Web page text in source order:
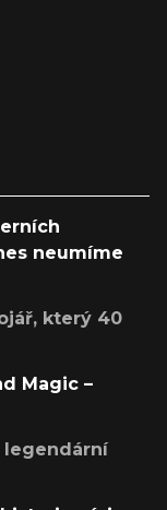
neumíme
který 40
Magic –
legendární